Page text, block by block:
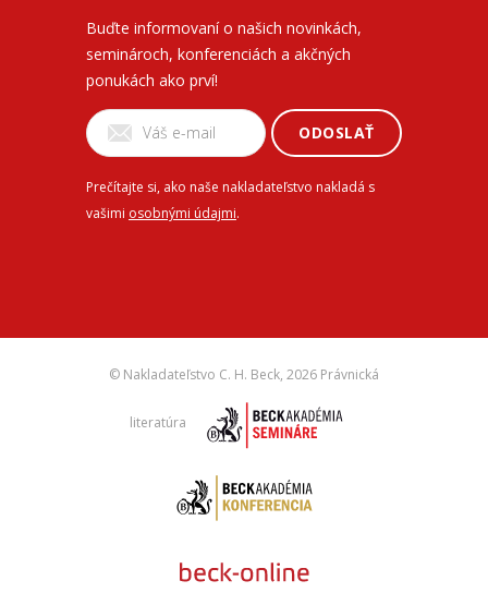
Buďte informovaní o našich novinkách,
seminároch, konferenciách a akčných
ponukách ako prví!
ODOSLAŤ
Prečítajte si, ako naše nakladateľstvo nakladá s
vašimi osobnými údajmi.
© Nakladateľstvo C. H. Beck, 2026 Právnická
literatúra